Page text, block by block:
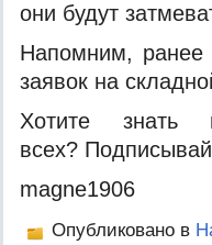
они будут
Напомним, ранее
заявок на
Хотите знать
всех?
magne1906
Опубликовано в